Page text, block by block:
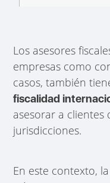
Los asesores
empresas como
casos, también
fiscalidad
asesorar a
jurisdicciones.
En este contexto,